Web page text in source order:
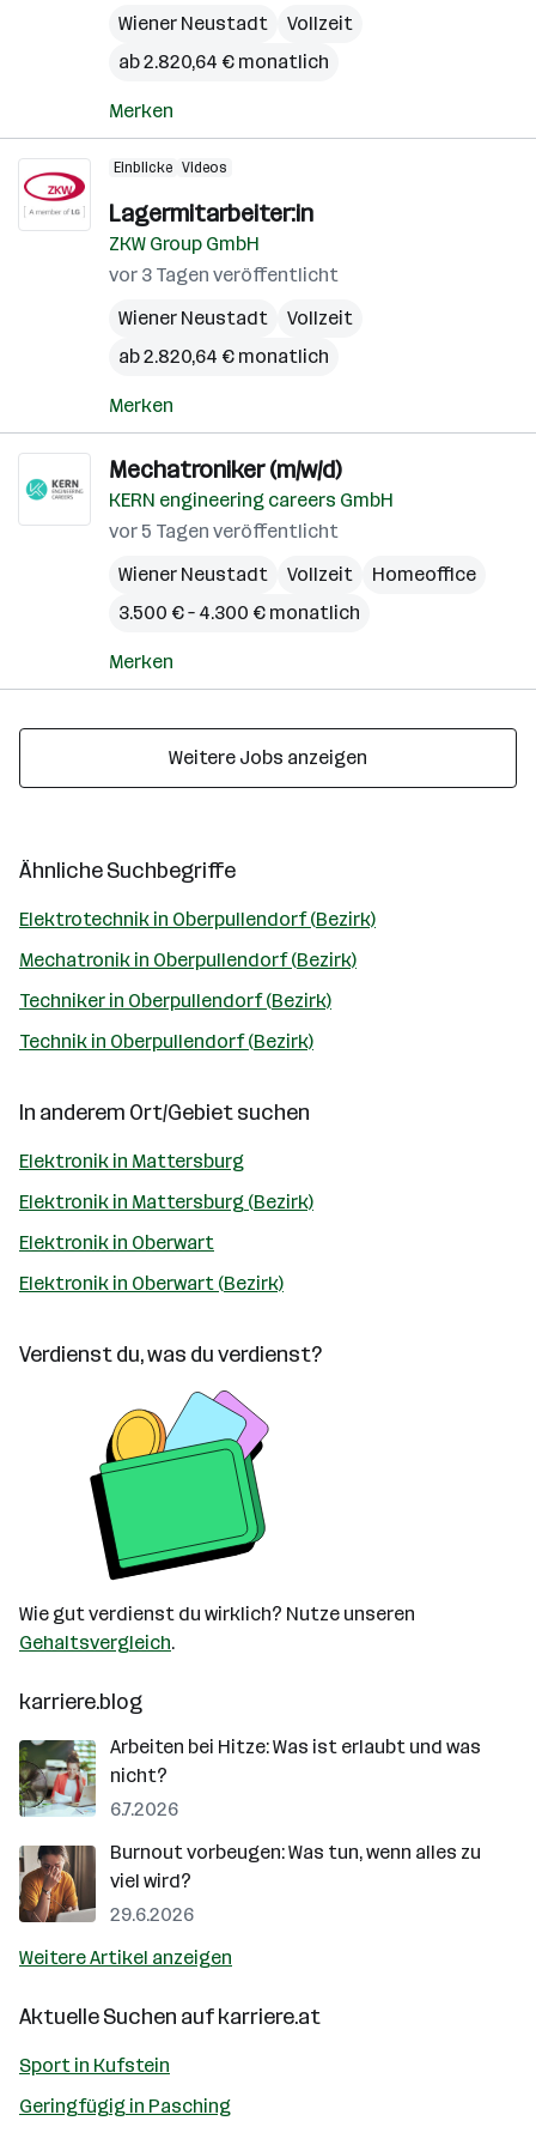
Wiener Neustadt
Vollzeit
ab 2.820,64 € monatlich
Merken
Einblicke Videos
Lagermitarbeiter:in
ZKW Group GmbH
vor 3 Tagen veröffentlicht
Wiener Neustadt
Vollzeit
ab 2.820,64 € monatlich
Merken
Mechatroniker (m/w/d)
KERN engineering careers GmbH
vor 5 Tagen veröffentlicht
Wiener Neustadt
Vollzeit
Homeoffice
3.500 € – 4.300 € monatlich
Merken
Weitere Jobs anzeigen
Ähnliche Suchbegriffe
Elektrotechnik in Oberpullendorf (Bezirk)
Mechatronik in Oberpullendorf (Bezirk)
Techniker in Oberpullendorf (Bezirk)
Technik in Oberpullendorf (Bezirk)
In anderem Ort/Gebiet suchen
Elektronik in Mattersburg
Elektronik in Mattersburg (Bezirk)
Elektronik in Oberwart
Elektronik in Oberwart (Bezirk)
Verdienst du, was du verdienst?
Wie gut verdienst du wirklich? Nutze unseren
Gehaltsvergleich.
karriere.blog
Arbeiten bei Hitze: Was ist erlaubt und was
nicht?
6.7.2026
Burnout vorbeugen: Was tun, wenn alles zu
viel wird?
29.6.2026
Weitere Artikel anzeigen
Aktuelle Suchen aufkarriere.at
Sport in Kufstein
Geringfügig in Pasching